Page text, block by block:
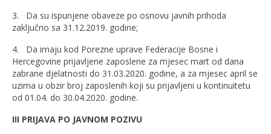
3. Da su ispunjene obaveze po osnovu javnih prihoda
zaključno sa 31.12.2019. godine;
4. Da imaju kod Porezne uprave Federacije Bosne i
Hercegovine prijavljene zaposlene za mjesec mart od dana
zabrane djelatnosti do 31.03.2020. godine, a za mjesec april se
uzima u obzir broj zaposlenih koji su prijavljeni u kontinuitetu
od 01.04. do 30.04.2020. godine.
III PRIJAVA PO JAVNOM POZIVU